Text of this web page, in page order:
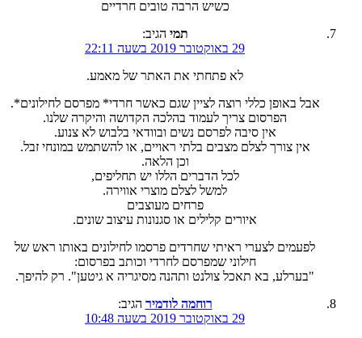
כשיש הרבה טובים חרדיים
תמי הגיב:
29 באוקטובר 2019 בשעה 22:11
לא פתחתי את האתר של מאמע.
אבל באופן כללי רוצה לציין שגם כאשר חרדי* מפרסם לחילונים*.
הפרסום צריך לעמוד בהלכה הקדושה והיקרה שלנו.
אין סיבה לפרסם נשים ובוודאי בלבוש לא צנוע.
אין צורך לצלם מצבים בלתי ראויים, או להשתמש במונחי זבל.
וכן הלאה.
לכל הדברים הללו יש תחליפים,
למשל לצלם מוצרי אווירה.
פרחים מעוצבים
איורים קלילים או סגנונות עיצוב שונים.
לפעמים לצערי ראיתי שחרדים פרסמו לחילונים באותו ראש של
חילוני שמפרסם לחרדי וכותב בפרסום:
"בערלע, בא תאכל צולנט ותהנה מסיגריה א גיטען". רק להיפך.
רוחמה לודמיר הגיב:
29 באוקטובר 2019 בשעה 10:48